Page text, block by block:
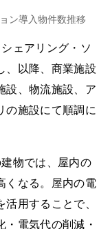
ン導入物件数推移
ェアリング・ソ
、以降、商業施設
設、物流施設、ア
の施設にて順調に
物では、屋内の
くなる。屋内の電
用することで、
電気代の削減・